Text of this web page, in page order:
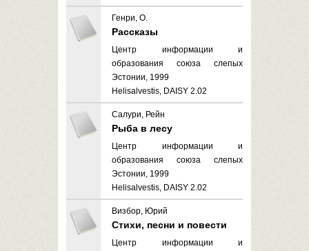
Генри, О.
Рассказы
Центр информации и
образования союза слепых
Эстонии, 1999
Helisalvestis, DAISY 2.02
Салури, Рейн
Рыба в лесу
Центр информации и
образования союза слепых
Эстонии, 1999
Helisalvestis, DAISY 2.02
Визбор, Юрий
Стихи, песни и повести
Центр информации и